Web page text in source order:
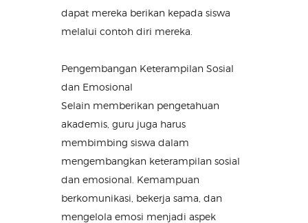
dapat mereka berikan kepada siswa
melalui contoh diri mereka.
Pengembangan Keterampilan Sosial
dan Emosional
Selain memberikan pengetahuan
akademis, guru juga harus
membimbing siswa dalam
mengembangkan keterampilan sosial
dan emosional. Kemampuan
berkomunikasi, bekerja sama, dan
mengelola emosi menjadi aspek